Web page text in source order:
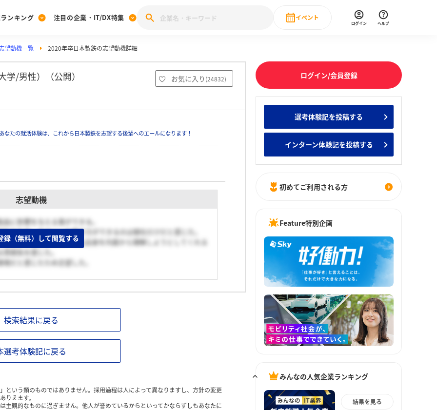
[27卒] 本選考体験記投稿キャンペーン
ンキング
みんなのDX企業就職ブランド調査
みんなの新卒就職人気企業ランキング みんなのインターン人気企業ランキ
注目の企業・IT/DX特集
28卒 IT・DX現場社員インタビュー
イベント
直近のイベント一覧
ログイン ヘルプ
望動機一覧 2020年卒日本製鉄の志望動機詳細
/男性）（公開） お気に入り (24832)
たの就活体験は、これから日本製鉄を志望する後輩へのエールになります！
志望動機
に影響を与える事ができる。
なため、そういった働き方ができるのは御社だけだと感じた。
まなく理解させながら私自身を内面から理解しようとしてくれる
囲気を感じた。
だと感じたため志望した。
録（無料）して閲覧する
検索結果に戻る
選考体験記に戻る
という類のものではありません。採用過程は人によって異なりますし、方針の変更
りえます。
主観的なものに過ぎません。他人が誉めているからといってかならずしもあなたに
ログイン/会員登録
選考体験記を投稿する
インターン体験記を投稿する
初めてご利用される方
Feature特別企画
みんなの人気企業ランキング
結果を見る